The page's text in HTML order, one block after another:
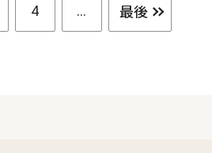
4 ... 最後